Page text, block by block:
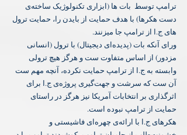
ترامپ توسط ⁧ بات⁩ ها (ابزاری تکنولوژیک ساخته‌ی
دست هکرها) با هدف حمایت از بایدن را، حمایت ترول⁩
های ج.ا از ترامپ جا میزنند.
‏ورای آنکه بات (پدیده‌ای دیجیتال) با ترول (انسانی
مزدور) از اساس متفاوت ست و هرگز هیچ ترولی
وابسته به ج.ا از ترامپ حمایت نکرده، آنچه مهم ست
آن ست که سرشت و جهت‌گیری پروژه‌ی ج.ا برای
اثرگذاری بر انتخابات آمریکا نیز هرگز در راستای
حمایت از ترامپ نبوده است.
‏هکرهای ج.ا با ارائه‌ی چهره‌ای فاشیستی و